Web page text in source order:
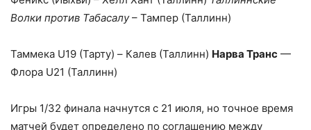
Волки против Табасалу– Тампер (Таллинн)
Таммека U19 (Тарту) – Калев (Таллинн) Нарва Транс —
Флора U21 (Таллинн)
Игры 1/32 финала начнутся с 21 июля, но точное время
матчей будет определено по соглашению между